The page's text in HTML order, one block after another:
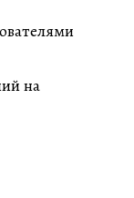
на